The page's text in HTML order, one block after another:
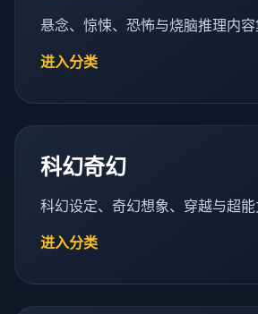
悬念、惊悚、恐怖与烧脑推理内容
进入分类
科幻奇幻
科幻设定、奇幻想象、穿越与超能
进入分类